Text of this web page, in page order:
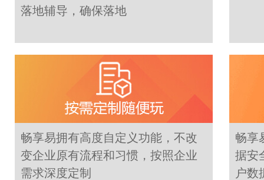
落地辅导，确保落地
畅享易拥有高度自定义功能，不改
变企业原有流程和习惯，按照企业
需求深度定制
畅享
据安
户数